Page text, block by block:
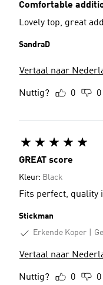
Comfortable
Lovely top, great
SandraD
Vertaal naar
Nuttig? 0 0
GREAT score
Kleur: Black
Fits perfect, quality
Stickman
Erkende Koper
Vertaal naar
Nuttig? 0 0